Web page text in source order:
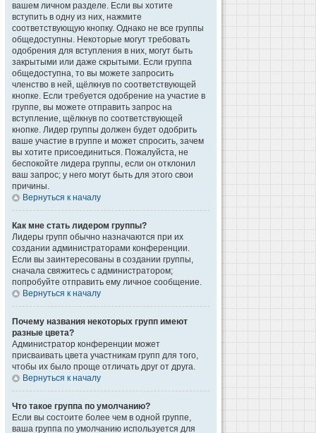
вашем личном разделе. Если вы хотите
вступить в одну из них, нажмите
соответствующую кнопку. Однако не все группы
общедоступны. Некоторые могут требовать
одобрения для вступления в них, могут быть
закрытыми или даже скрытыми. Если группа
общедоступна, то вы можете запросить
членство в ней, щёлкнув по соответствующей
кнопке. Если требуется одобрение на участие в
группе, вы можете отправить запрос на
вступление, щёлкнув по соответствующей
кнопке. Лидер группы должен будет одобрить
ваше участие в группе и может спросить, зачем
вы хотите присоединиться. Пожалуйста, не
беспокойте лидера группы, если он отклонил
ваш запрос; у него могут быть для этого свои
причины.
Вернуться к началу
Как мне стать лидером группы?
Лидеры групп обычно назначаются при их
создании администраторами конференции.
Если вы заинтересованы в создании группы,
сначала свяжитесь с администратором;
попробуйте отправить ему личное сообщение.
Вернуться к началу
Почему названия некоторых групп имеют
разные цвета?
Администратор конференции может
присваивать цвета участникам групп для того,
чтобы их было проще отличать друг от друга.
Вернуться к началу
Что такое группа по умолчанию?
Если вы состоите более чем в одной группе,
ваша группа по умолчанию используется для